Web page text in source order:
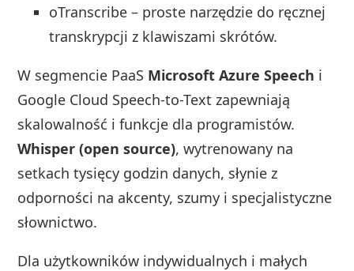
oTranscribe – proste narzędzie do ręcznej
transkrypcji z klawiszami skrótów.
W segmencie PaaS Microsoft Azure Speech i
Google Cloud Speech-to-Text zapewniają
skalowalność i funkcje dla programistów.
Whisper (open source), wytrenowany na
setkach tysięcy godzin danych, słynie z
odporności na akcenty, szumy i specjalistyczne
słownictwo.
Dla użytkowników indywidualnych i małych